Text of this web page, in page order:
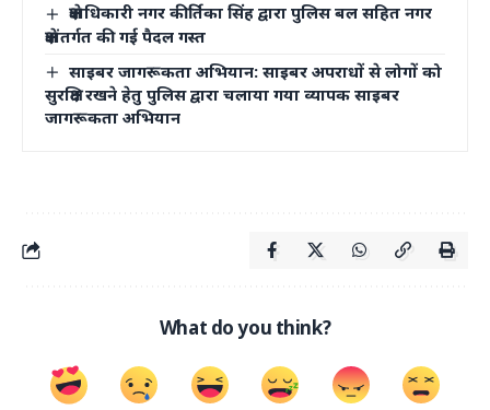
क्षेत्राधिकारी नगर कीर्तिका सिंह द्वारा पुलिस बल सहित नगर
क्षेत्रांतर्गत की गई पैदल गस्त
साइबर जागरूकता अभियान: साइबर अपराधों से लोगों को
सुरक्षित रखने हेतु पुलिस द्वारा चलाया गया व्यापक साइबर
जागरूकता अभियान
What do you think?